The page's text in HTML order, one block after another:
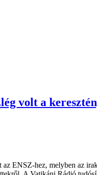
volt a
ENSZ-hez, melyben az